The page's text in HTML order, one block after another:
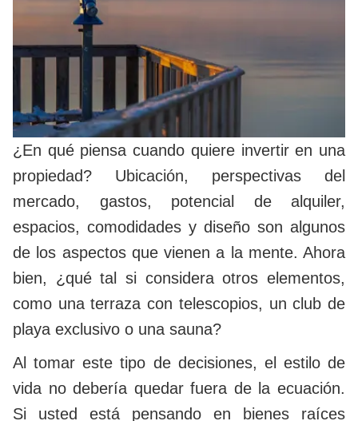
¿En qué piensa cuando quiere invertir en una
propiedad? Ubicación, perspectivas del
mercado, gastos, potencial de alquiler,
espacios, comodidades y diseño son algunos
de los aspectos que vienen a la mente. Ahora
bien, ¿qué tal si considera otros elementos,
como una terraza con telescopios, un club de
playa exclusivo o una sauna?
Al tomar este tipo de decisiones, el estilo de
vida no debería quedar fuera de la ecuación.
Si usted está pensando en bienes raíces